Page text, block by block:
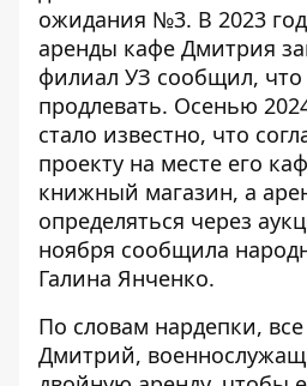
ожидания №3. В 2023
аренды кафе Дмитрия
филиал УЗ сообщил, что
продлевать. Осенью
стало известно, что
проекту на месте его
книжный магазин, а
определяться через
ноября сообщила
Галина Янченко.
По словам нардепки,
Дмитрий,